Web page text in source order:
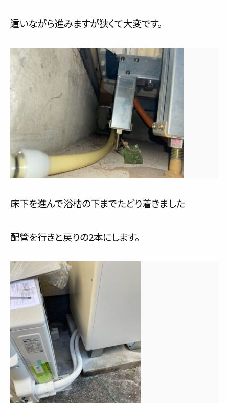
這いながら進みますが狭くて大変です。
床下を進んで浴槽の下までたどり着きました
配管を行きと戻りの2本にします。